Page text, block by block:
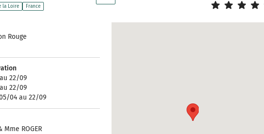
la Loire France
Rouge
22/09
22/09
04 au 22/09
Mme ROGER